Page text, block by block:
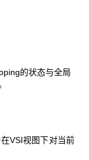
的状态与全局
VSI视图下对当前